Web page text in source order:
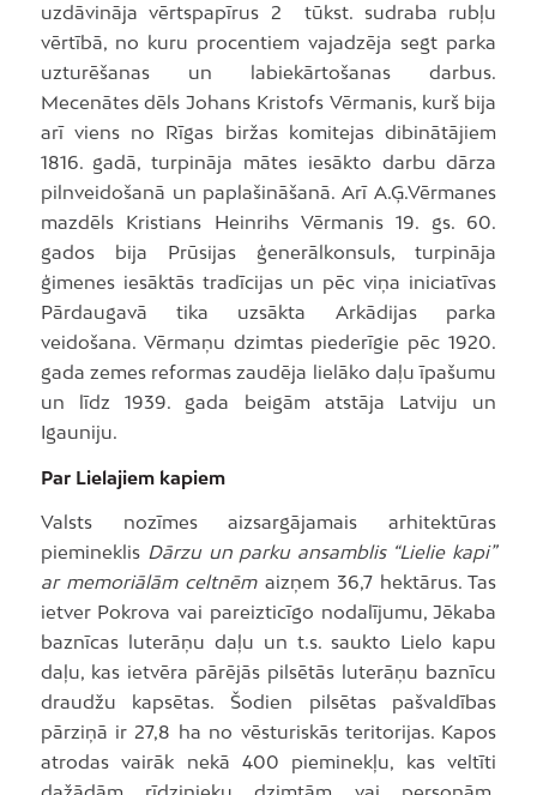
uzdāvināja vērtspapīrus 2 tūkst. sudraba rubļu
vērtībā, no kuru procentiem vajadzēja segt parka
uzturēšanas un labiekārtošanas darbus.
Mecenātes dēls Johans Kristofs Vērmanis, kurš bija
arī viens no Rīgas biržas komitejas dibinātājiem
1816. gadā, turpināja mātes iesākto darbu dārza
pilnveidošanā un paplašināšanā. Arī A.Ģ.Vērmanes
mazdēls Kristians Heinrihs Vērmanis 19. gs. 60.
gados bija Prūsijas ģenerālkonsuls, turpināja
ģimenes iesāktās tradīcijas un pēc viņa iniciatīvas
Pārdaugavā tika uzsākta Arkādijas parka
veidošana. Vērmaņu dzimtas piederīgie pēc 1920.
gada zemes reformas zaudēja lielāko daļu īpašumu
un līdz 1939. gada beigām atstāja Latviju un
Igauniju.
Par Lielajiem kapiem
Valsts nozīmes aizsargājamais arhitektūras
piemineklis Dārzu un parku ansamblis “Lielie kapi”
ar memoriālām celtnēm aizņem 36,7 hektārus. Tas
ietver Pokrova vai pareizticīgo nodalījumu, Jēkaba
baznīcas luterāņu daļu un t.s. saukto Lielo kapu
daļu, kas ietvēra pārējās pilsētās luterāņu baznīcu
draudžu kapsētas. Šodien pilsētas pašvaldības
pārziņā ir 27,8 ha no vēsturiskās teritorijas. Kapos
atrodas vairāk nekā 400 pieminekļu, kas veltīti